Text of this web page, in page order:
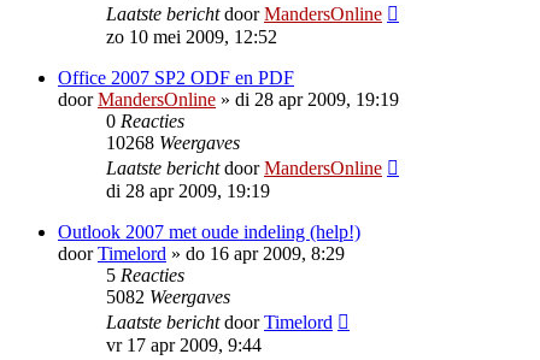
Laatste berichtdoorMandersOnline
zo 10 mei 2009, 12:52
Office 2007 SP2 ODF en PDF
doorMandersOnline » di 28 apr 2009, 19:19
0 Reacties
10268 Weergaves
Laatste berichtdoorMandersOnline
di 28 apr 2009, 19:19
Outlook 2007 met oude indeling (help!)
doorTimelord » do 16 apr 2009, 8:29
5 Reacties
5082 Weergaves
Laatste berichtdoorTimelord
vr 17 apr 2009, 9:44